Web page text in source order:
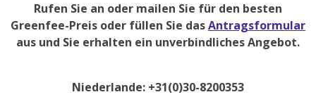
Rufen Sie an oder mailen Sie für den besten
Greenfee-Preis oder füllen Sie dasAntragsformular
aus und Sie erhalten ein unverbindliches Angebot.
Niederlande: +31(0)30-8200353